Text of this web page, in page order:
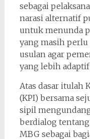
sebagai
narasi alternatif
untuk menunda
yang masih
usulan agar
yang lebih
Atas dasar itulah
(KPI) bersama
sipil
berdialog
MBG sebagai